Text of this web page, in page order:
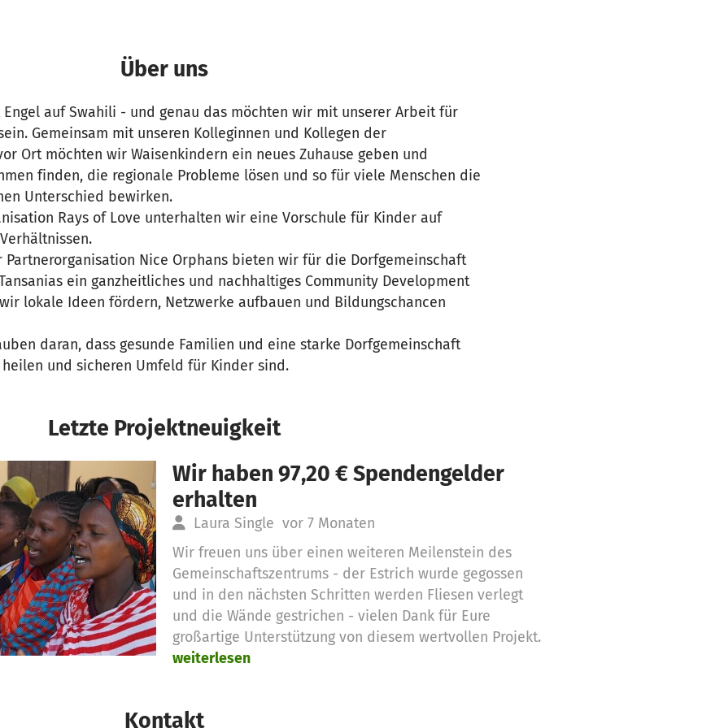
Über uns
auf Swahili - und genau das möchten wir mit unserer Arbeit für
Gemeinsam mit unseren Kolleginnen und Kollegen der
Ort möchten wir Waisenkindern ein neues Zuhause geben und
finden, die regionale Probleme lösen und so für viele Menschen die
Unterschied bewirken.
Rays of Love unterhalten wir eine Vorschule für Kinder auf
Partnerorganisation Nice Orphans bieten wir für die Dorfgemeinschaft
ein ganzheitliches und nachhaltiges Community Development
lokale Ideen fördern, Netzwerke aufbauen und Bildungschancen
daran, dass gesunde Familien und eine starke Dorfgemeinschaft
und sicheren Umfeld für Kinder sind.
Letzte Projektneuigkeit
Wir haben 97,20 € Spendengelder
erhalten
Laura Single vor 7 Monaten
Wir freuen uns über einen weiteren Meilenstein des
Gemeinschaftszentrums - der Estrich wurde gegossen
und in den nächsten Schritten werden Fliesen verlegt
und die Wände gestrichen - vielen Dank für Eure
großartige Unterstützung von diesem wertvollen Projekt.
weiterlesen
Kontakt